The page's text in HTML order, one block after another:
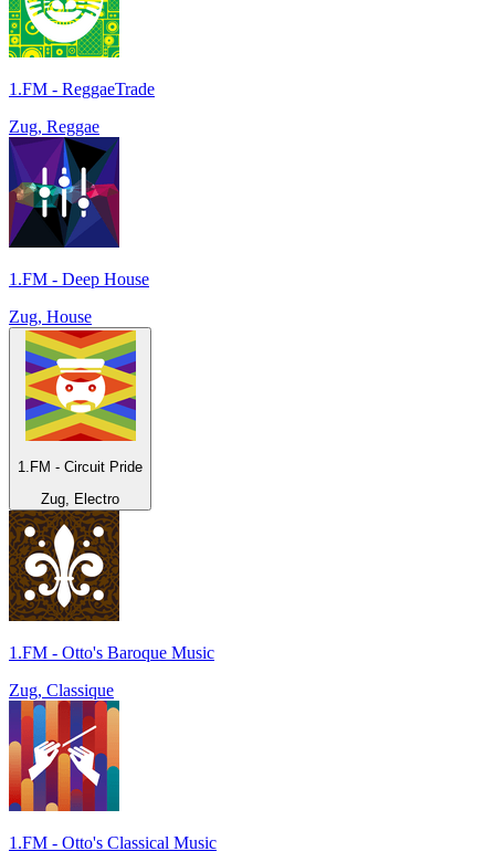
1.FM - ReggaeTrade
Zug, Reggae
1.FM - Deep House
Zug, House
1.FM - Circuit Pride
Zug, Electro
1.FM - Otto's Baroque Music
Zug, Classique
1.FM - Otto's Classical Music